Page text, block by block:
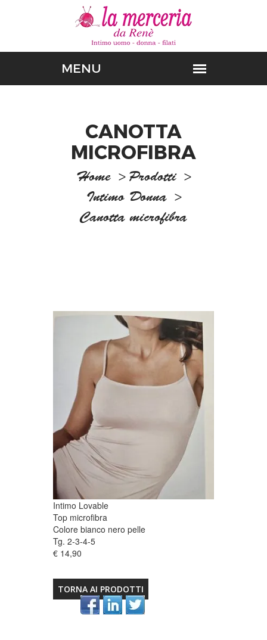
CANOTTA
MICROFIBRA
Home > Prodotti >
Intimo Donna >
Canotta microfibra
Intimo Lovable
Top microfibra
Colore bianco nero pelle
Tg. 2-3-4-5
€ 14,90
TORNA AI PRODOTTI